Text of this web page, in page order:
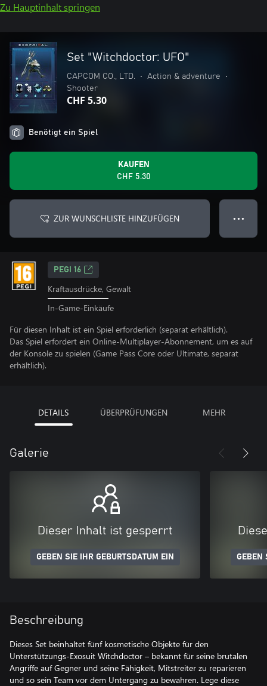
Zu Hauptinhalt springen
Set "Witchdoctor: UFO"
CAPCOM CO., LTD. • Action & adventure
•
Shooter
CHF 5.30
Benötigt ein Spiel
KAUFEN
CHF 5.30
ZUR WUNSCHLISTE HINZUFÜGEN ● ● ●
PEGI 16
Kraftausdrücke, Gewalt
In-Game-Einkäufe
Für diesen Inhalt ist ein Spiel erforderlich (separat erhältlich).
Das Spiel erfordert ein Online-Multiplayer-Abonnement, um es auf
der Konsole zu spielen (Game Pass Core oder Ultimate, separat
erhältlich).
DETAILS ÜBERPRÜFUNGEN MEHR
Galerie
Dieser Inhalt ist gesperrt
GEBEN SIE IHR GEBURTSDATUM EIN GEBEN
Beschreibung
Dieses Set beinhaltet fünf kosmetische Objekte für den
Unterstützungs-Exosuit Witchdoctor – bekannt für seine brutalen
Angriffe auf Gegner und seine Fähigkeit, Mitstreiter zu reparieren
und so sein Team vor dem Untergang zu bewahren. Lege diese